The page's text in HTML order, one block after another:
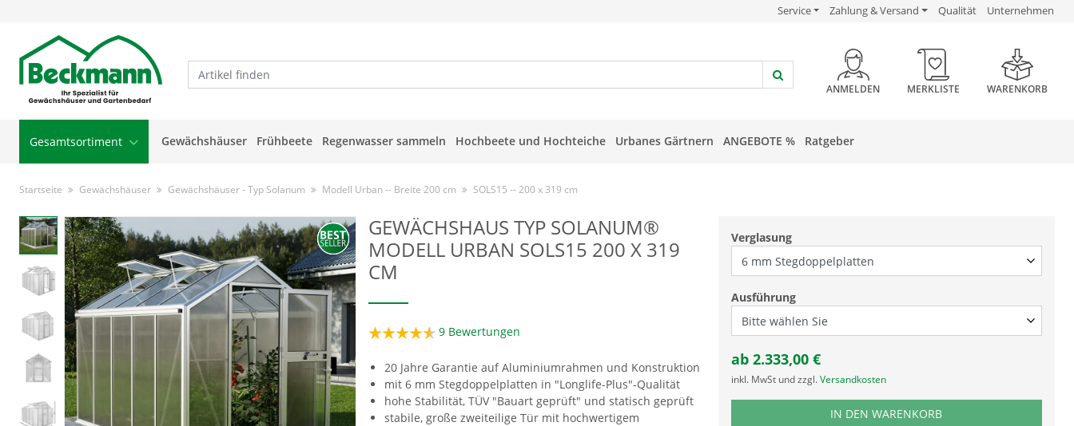
USP Verlinkung
Service Zahlung & Versand USP Verlinkung
Qualität USP Verlinkung
Unternehmen
HEADER BUTTON
ANMELDEN MERKLISTE WARENKORB
Gesamtsortiment Gewächshäuser Frühbeete Regenwasser sammeln Hochbeete und Hochteiche Urbanes Gärtnern ANGEBOTE % Ratgeber
Startseite Gewächshäuser Gewächshäuser - Typ Solanum Modell Urban -- Breite 200 cm SOLS15 -- 200 x 319 cm
GEWÄCHSHAUS TYP SOLANUM®
MODELL URBAN SOLS15 200 X 319
CM
9 Bewertungen
20 Jahre Garantie auf Aluminiumrahmen und Konstruktion
mit 6 mm Stegdoppelplatten in "Longlife-Plus"-Qualität
hohe Stabilität, TÜV "Bauart geprüft" und statisch geprüft
stabile, große zweiteilige Tür mit hochwertigem
Verglasung
Ausführung
ab 2.333,00 €
inkl. MwSt und zzgl. Versandkosten
PRODUKTNUMMER SOLS15
IN DEN WARENKORB